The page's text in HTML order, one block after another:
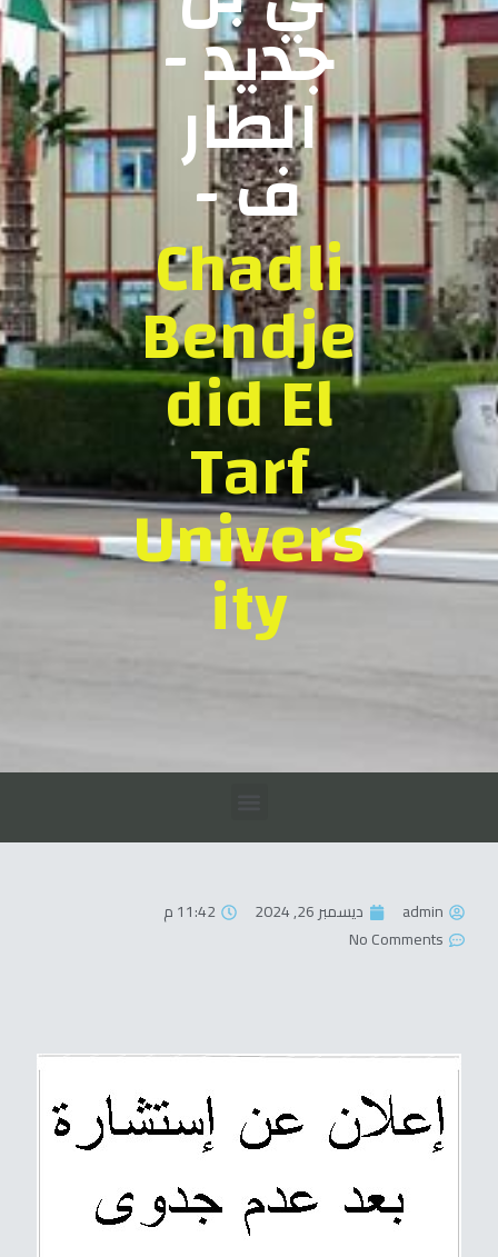
جديد -
الطار
ف -
Chadli
Bendje
did El
Tarf
Univers
ity
admin ديسمبر 26, 2024
11:42 م
No Comments